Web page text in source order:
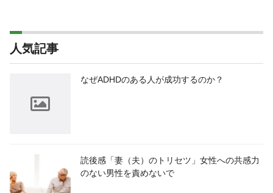
人気記事
なぜADHDのある人が成功するのか？
読後感「妻（夫）のトリセツ」女性への共感力
のない男性を責めないで